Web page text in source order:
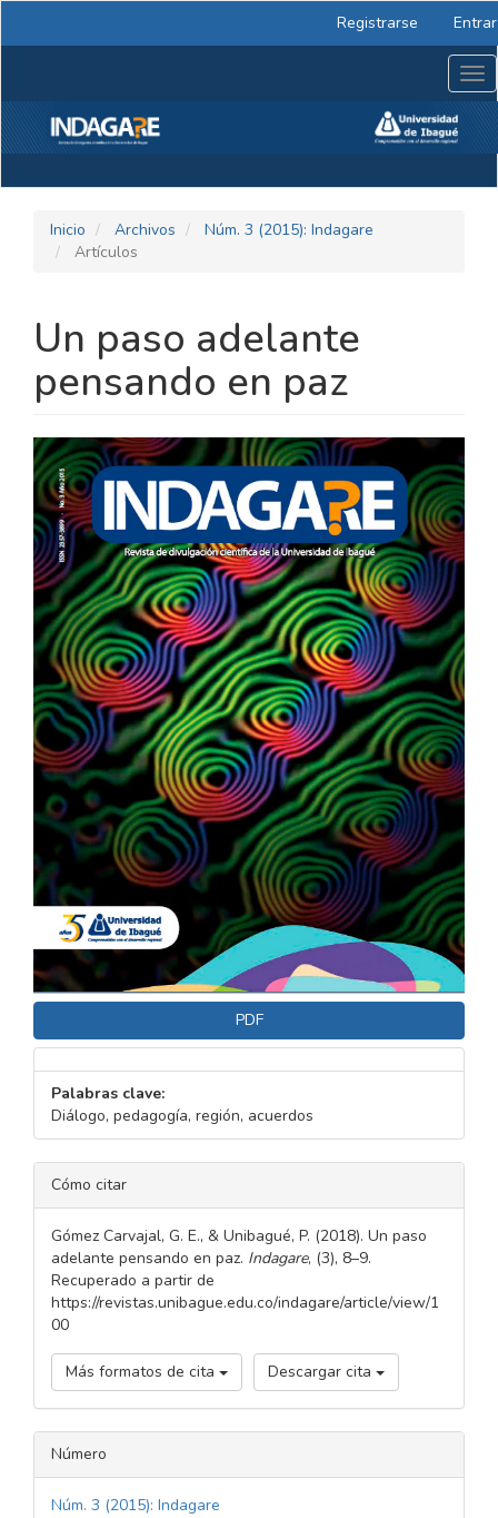
lateral
Registrarse Entrar
Inicio Archivos
Núm. 3 (2015): Indagare
Artículos
Un paso adelante
pensando en paz
BARRA
LATERAL
DEL
ARTÍCULO
PDF
Palabras clave:
Diálogo, pedagogía, región, acuerdos
DETALLES
DEL
ARTÍCULO
Cómo citar
Gómez Carvajal, G. E., & Unibagué, P. (2018). Un paso
adelante pensando en paz. Indagare, (3), 8–9.
Recuperado a partir de
https://revistas.unibague.edu.co/indagare/article/view/1
00
Más formatos de cita Descargar cita
Número
Núm. 3 (2015): Indagare